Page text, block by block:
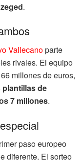
.
Vallecanoparte
rivales. El equipo
millones de euros,
plantillas de
7 millones.
paso europeo
diferente. El sorteo